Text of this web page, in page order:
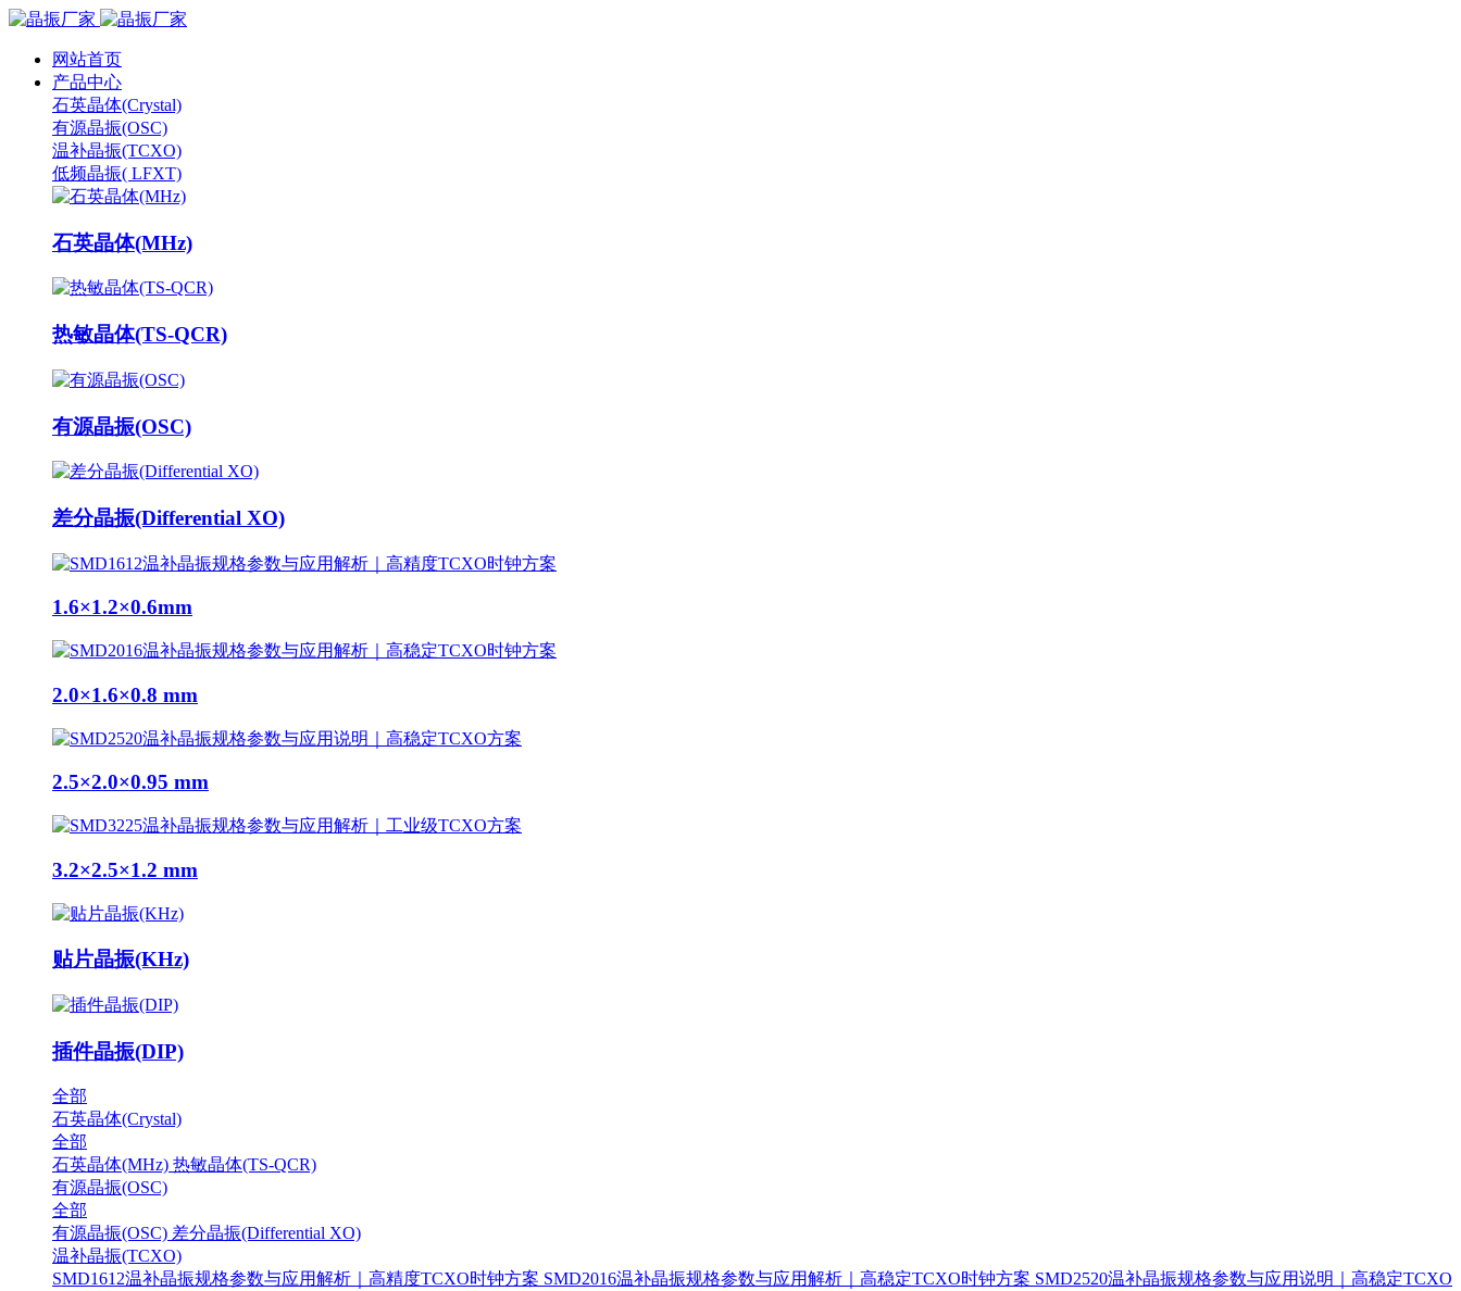
网站首页
产品中心
石英晶体(Crystal)
有源晶振(OSC)
温补晶振(TCXO)
低频晶振( LFXT)
石英晶体(MHz)
热敏晶体(TS-QCR)
有源晶振(OSC)
差分晶振(Differential XO)
1.6×1.2×0.6mm
2.0×1.6×0.8 mm
2.5×2.0×0.95 mm
3.2×2.5×1.2 mm
贴片晶振(KHz)
插件晶振(DIP)
全部
石英晶体(Crystal)
全部
石英晶体(MHz) 热敏晶体(TS-QCR)
有源晶振(OSC)
全部
有源晶振(OSC) 差分晶振(Differential XO)
温补晶振(TCXO)
SMD1612温补晶振规格参数与应用解析｜高精度TCXO时钟方案 SMD2016温补晶振规格参数与应用解析｜高稳定TCXO时钟方案 SMD2520温补晶振规格参数与应用说明｜高稳定TCXO